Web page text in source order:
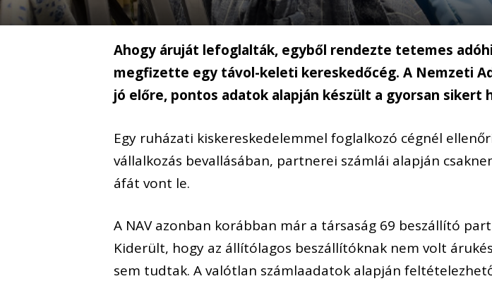
Ahogy áruját lefoglalták, egyből rendezte tetemes
megfizette egy távol-keleti kereskedőcég. A Nemzeti
jó előre, pontos adatok alapján készült a gyorsan sikert
Egy ruházati kiskereskedelemmel foglalkozó cégnél
vállalkozás bevallásában, partnerei számlái alapján
áfát vont le.
A NAV azonban korábban már a társaság 69 beszállító
Kiderült, hogy az állítólagos beszállítóknak nem volt
sem tudtak. A valótlan számlaadatok alapján